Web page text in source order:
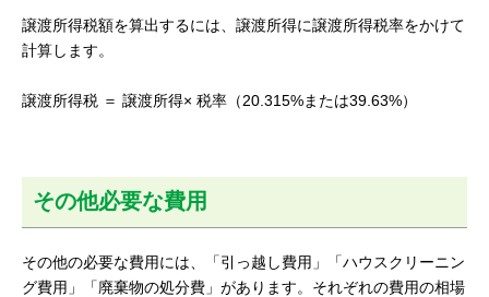
譲渡所得税額を算出するには、譲渡所得に譲渡所得税率をかけて
計算します。
譲渡所得税 ＝ 譲渡所得× 税率（20.315%または39.63%）
その他必要な費用
その他の必要な費用には、「引っ越し費用」「ハウスクリーニン
グ費用」「廃棄物の処分費」があります。それぞれの費用の相場